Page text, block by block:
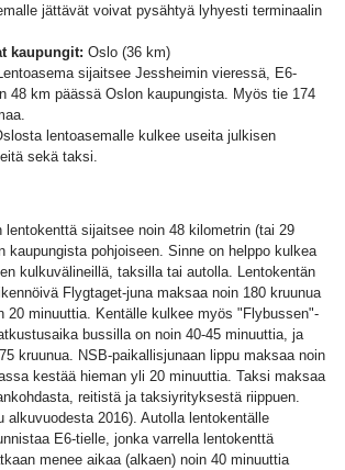
jättävät voivat pysähtyä lyhyesti terminaalin
kaupungit: Oslo (36 km)
sijaitsee Jessheimin vieressä, E6-
48 km päässä Oslon kaupungista. Myös tie 174
lentoasemalle kulkee useita julkisen
sekä taksi.
lentokenttä sijaitsee noin 48 kilometrin (tai 29
kaupungista pohjoiseen. Sinne on helppo kulkea
kulkuvälineillä, taksilla tai autolla. Lentokentän
Flygtaget-juna maksaa noin 180 kruunua
20 minuuttia. Kentälle kulkee myös "Flybussen"-
bussilla on noin 40-45 minuuttia, ja
kruunua. NSB-paikallisjunaan lippu maksaa noin
kestää hieman yli 20 minuuttia. Taksi maksaa
reitistä ja taksiyrityksestä riippuen.
alkuvuodesta 2016). Autolla lentokentälle
E6-tielle, jonka varrella lentokenttä
menee aikaa (alkaen) noin 40 minuuttia